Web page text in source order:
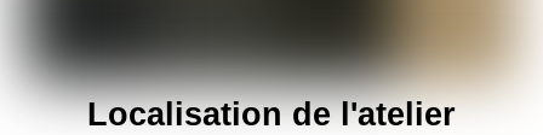
Localisation de l'atelier